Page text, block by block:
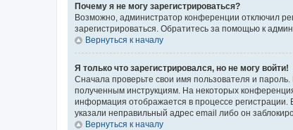
Почему я не могу зарегистрироваться?
Возможно, администратор конференции отключил
зарегистрироваться. Обратитесь за помощью к
Вернуться к началу
Я только что зарегистрировался, но не могу войти!
Сначала проверьте свои имя пользователя и
полученным инструкциям. На некоторых
информация отображается в процессе
указали неправильный адрес email либо он
Вернуться к началу